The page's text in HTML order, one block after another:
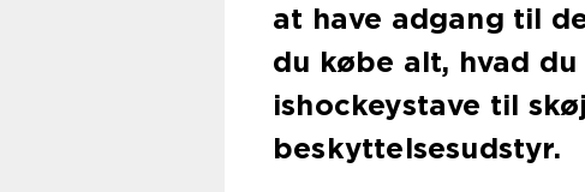
at have adgang til
du købe alt, hvad
ishockeystave til
beskyttelsesudstyr.